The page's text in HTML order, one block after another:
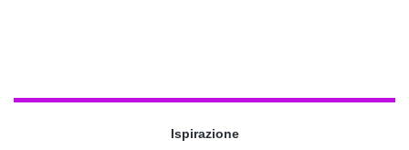
Ispirazione